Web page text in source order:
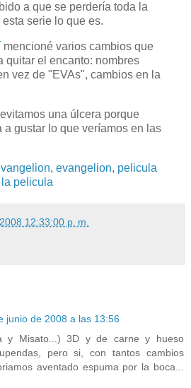
a que se perdería toda la
serie lo que es.
mencioné varios cambios que
quitar el encanto: nombres
vez de "EVAs", cambios en la
una úlcera porque
a gustar lo que veríamos en las
, evangelion, pelicula
pelicula
12:33:00 p. m.
junio de 2008 a las 13:56
y Misato...) 3D y de carne y hueso
pero si, con tantos cambios
aventado espuma por la boca...